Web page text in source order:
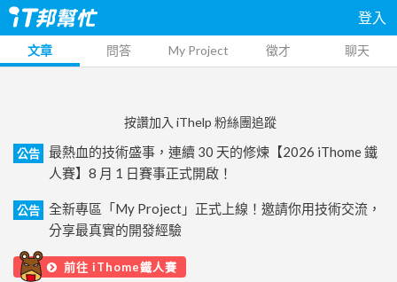
登入
文章 問答 My Project 徵才 聊天
按讚加入 iThelp 粉絲團追蹤
公告
最熱血的技術盛事，連續 30 天的修煉【2026 iThome 鐵
人賽】8 月 1 日賽事正式開啟！
公告
全新專區「My Project」正式上線！邀請你用技術交流，
分享最真實的開發經驗
前往 iThome鐵人賽